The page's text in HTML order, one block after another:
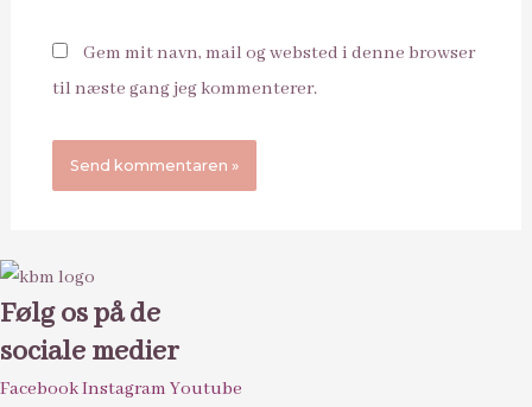
Gem mit navn, mail og websted i denne browser
til næste gang jeg kommenterer.
Følg os på de
sociale medier
FacebookInstagram Youtube